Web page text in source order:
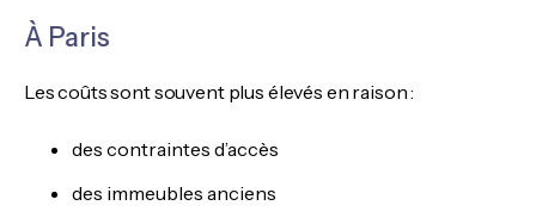
À Paris
Les coûts sont souvent plus élevés en raison :
des contraintes d’accès
des immeubles anciens